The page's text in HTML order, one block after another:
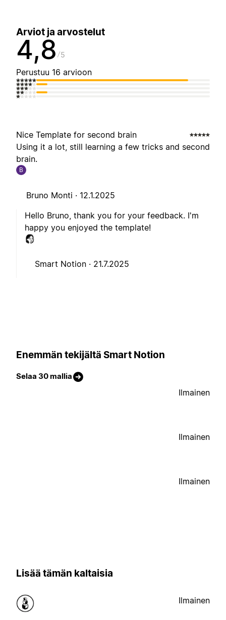
Arviot ja arvostelut
4,8 5
Perustuu 16 arvioon
Nice Template for second brain
Using it a lot, still learning a few tricks and second
brain.
B
Bruno Monti · 12.1.2025
Hello Bruno, thank you for your feedback. I'm
happy you enjoyed the template!
Smart Notion · 21.7.2025
Enemmän tekijältä Smart Notion
Selaa 30 mallia
Ilmainen
Ilmainen
Ilmainen
Lisää tämän kaltaisia
Ilmainen